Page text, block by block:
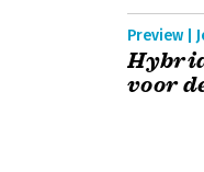
Preview |
voor